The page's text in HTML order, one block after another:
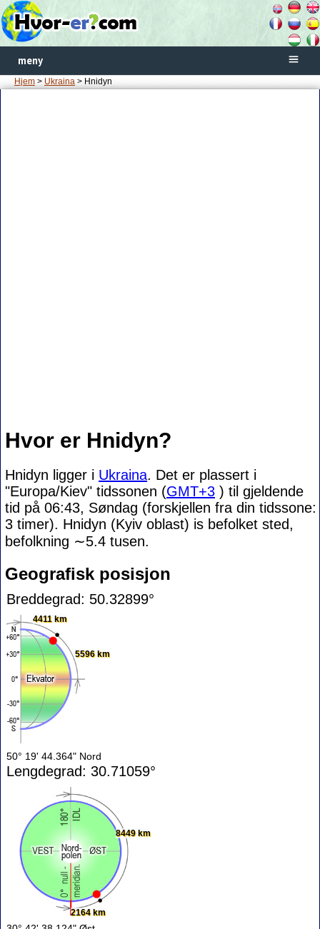
meny
Hjem > Ukraina > Hnidyn
Hvor er Hnidyn?
Hnidyn ligger i Ukraina. Det er plassert i
"Europa/Kiev" tidssonen (GMT+3 ) til gjeldende
tid på 06:43, Søndag (forskjellen fra din tidssone:
3 timer). Hnidyn (Kyiv oblast) is befolket sted,
befolkning ∼5.4 tusen.
Geografisk posisjon
Breddegrad: 50.32899°
4411 km
5596 km
50° 19' 44.364" Nord
Lengdegrad: 30.71059°
2164 km
8449 km